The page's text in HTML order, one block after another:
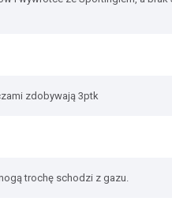
zdobywają 3ptk
trochę schodzi z gazu.